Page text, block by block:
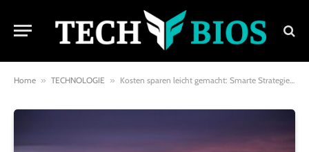
Home » TECHNOLOGIE » Kosten sparen leicht gemacht: Smarte Strategien für deinen Haushalt